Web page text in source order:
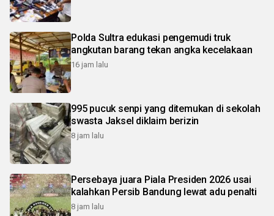
Polda Sultra edukasi pengemudi truk
angkutan barang tekan angka kecelakaan
16 jam lalu
995 pucuk senpi yang ditemukan di sekolah
swasta Jaksel diklaim berizin
8 jam lalu
Persebaya juara Piala Presiden 2026 usai
kalahkan Persib Bandung lewat adu penalti
8 jam lalu